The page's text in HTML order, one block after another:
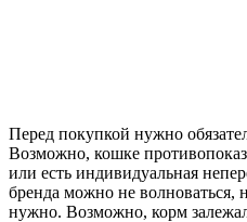
Перед покупкой нужно
Возможно, кошке
или есть индивидуальная
бренда можно не волноваться,
нужно. Возможно, корм